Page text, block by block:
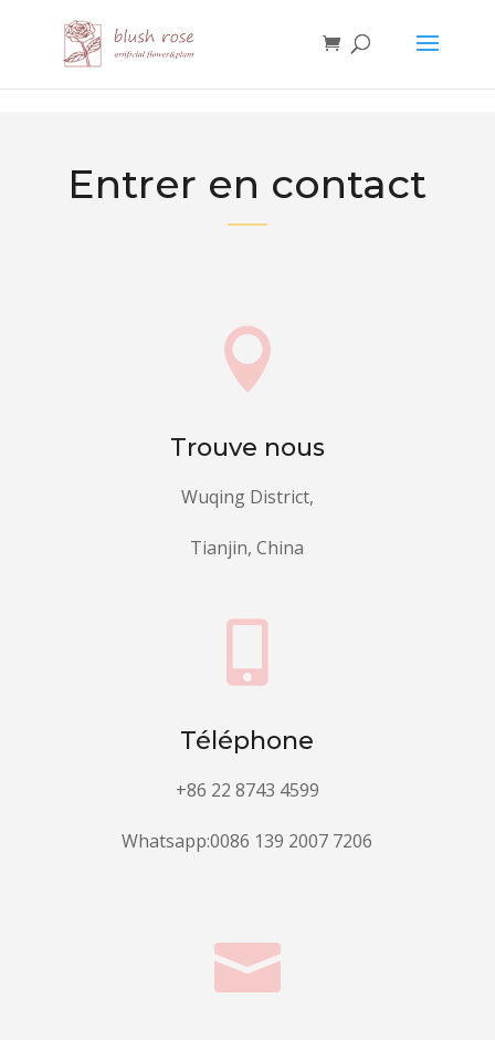
Entrer en contact

Trouve nous
Wuqing District,
Tianjin, China

Téléphone
+86 22 8743 4599
Whatsapp:0086 139 2007 7206
